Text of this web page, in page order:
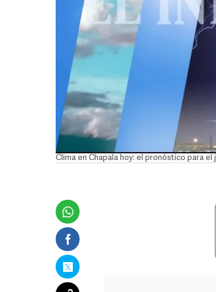
Clima en Chapala hoy: el pronóstico para el